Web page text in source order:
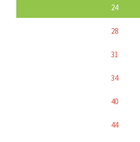
24
28
31
34
40
44